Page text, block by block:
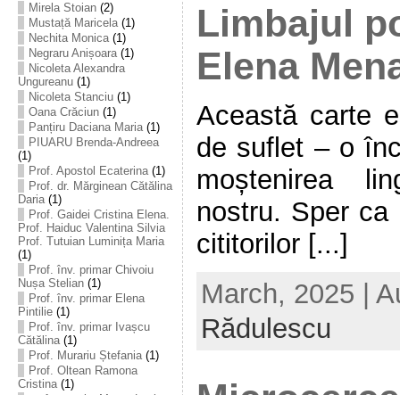
Mirela Stoian(2)
Mustață Maricela(1)
Nechita Monica(1)
Negraru Anișoara(1)
Nicoleta Alexandra
Ungureanu(1)
Nicoleta Stanciu(1)
Oana Crăciun(1)
Panțiru Daciana Maria(1)
PIUARU Brenda-Andreea
(1)
Prof. Apostol Ecaterina(1)
Prof. dr. Mărginean Cătălina
Daria(1)
Prof. Gaidei Cristina Elena.
Prof. Haiduc Valentina Silvia
Prof. Tutuian Luminița Maria
(1)
Prof. înv. primar Chivoiu
Nușa Stelian(1)
Prof. înv. primar Elena
Pintilie(1)
Prof. înv. primar Ivașcu
Cătălina(1)
Prof. Murariu Ștefania(1)
Prof. Oltean Ramona
Cristina(1)
Limbajul
Elena
Această carte
de suflet – o
moștenirea
nostru. Sper
cititorilor [...]
March, 2025 |
Rădulescu